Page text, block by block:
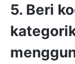
5. Beri